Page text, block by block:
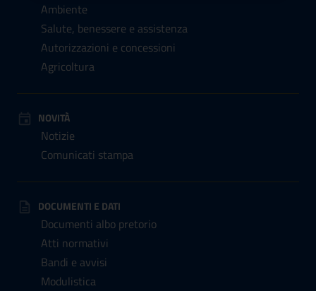
Ambiente
Salute, benessere e assistenza
Autorizzazioni e concessioni
Agricoltura
NOVITÀ
Notizie
Comunicati stampa
DOCUMENTI E DATI
Documenti albo pretorio
Atti normativi
Bandi e avvisi
Modulistica